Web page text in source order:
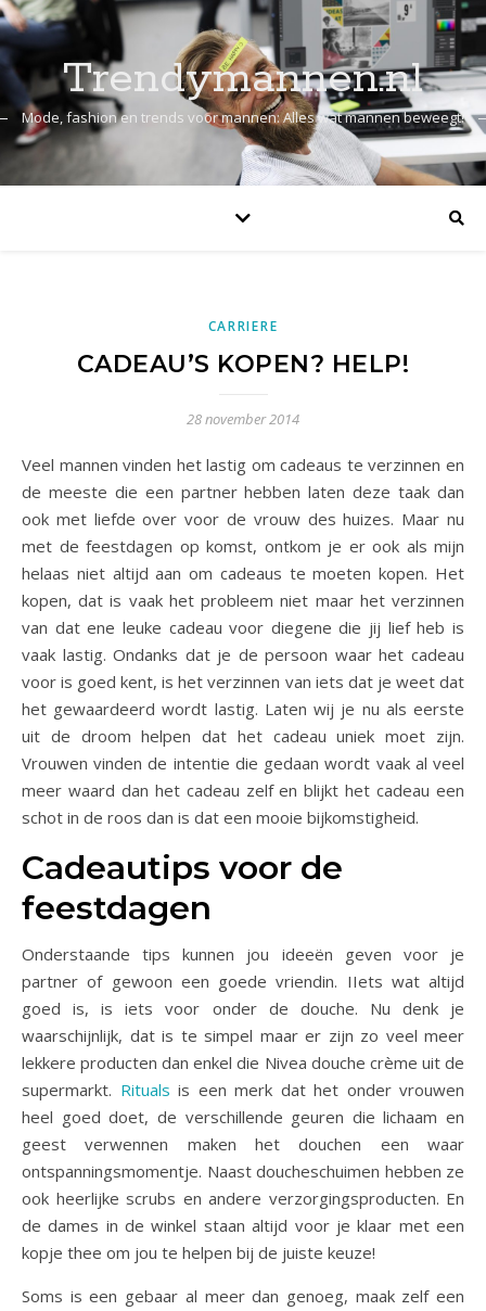
Trendymannen.nl
Mode, fashion en trends voor mannen: Alles wat mannen beweegt!
CARRIERE
CADEAU’S KOPEN? HELP!
28 november 2014
Veel mannen vinden het lastig om cadeaus te verzinnen en
de meeste die een partner hebben laten deze taak dan
ook met liefde over voor de vrouw des huizes. Maar nu
met de feestdagen op komst, ontkom je er ook als mijn
helaas niet altijd aan om cadeaus te moeten kopen. Het
kopen, dat is vaak het probleem niet maar het verzinnen
van dat ene leuke cadeau voor diegene die jij lief heb is
vaak lastig. Ondanks dat je de persoon waar het cadeau
voor is goed kent, is het verzinnen van iets dat je weet dat
het gewaardeerd wordt lastig. Laten wij je nu als eerste
uit de droom helpen dat het cadeau uniek moet zijn.
Vrouwen vinden de intentie die gedaan wordt vaak al veel
meer waard dan het cadeau zelf en blijkt het cadeau een
schot in de roos dan is dat een mooie bijkomstigheid.
Cadeautips voor de
feestdagen
Onderstaande tips kunnen jou ideeën geven voor je
partner of gewoon een goede vriendin. IIets wat altijd
goed is, is iets voor onder de douche. Nu denk je
waarschijnlijk, dat is te simpel maar er zijn zo veel meer
lekkere producten dan enkel die Nivea douche crème uit de
supermarkt. Rituals is een merk dat het onder vrouwen
heel goed doet, de verschillende geuren die lichaam en
geest verwennen maken het douchen een waar
ontspanningsmomentje. Naast doucheschuimen hebben ze
ook heerlijke scrubs en andere verzorgingsproducten. En
de dames in de winkel staan altijd voor je klaar met een
kopje thee om jou te helpen bij de juiste keuze!
Soms is een gebaar al meer dan genoeg, maak zelf een